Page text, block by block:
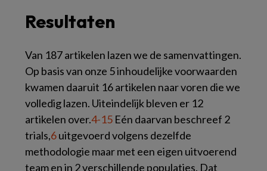
Resultaten
Van 187 artikelen lazen we de samenvattingen.
Op basis van onze 5 inhoudelijke voorwaarden
kwamen daaruit 16 artikelen naar voren die we
volledig lazen. Uiteindelijk bleven er 12
artikelen over.4-15 Eén daarvan beschreef 2
trials,6uitgevoerd volgens dezelfde
methodologie maar met een eigen uitvoerend
team en in 2 verschillende populaties. Dat